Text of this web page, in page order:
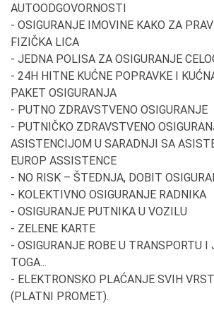
AUTOODGOVORNOSTI
- OSIGURANJE IMOVINE KAKO ZA
FIZIČKA LICA
- JEDNA POLISA ZA OSIGURANJE
- 24H HITNE KUĆNE POPRAVKE I
PAKET OSIGURANJA
- PUTNO ZDRAVSTVENO OSIGURANJE
- PUTNIČKO ZDRAVSTVENO
ASISTENCIJOM U SARADNJI SA
EUROP ASSISTENCE
- NO RISK – ŠTEDNJA, DOBIT
- KOLEKTIVNO OSIGURANJE RADNIKA
- OSIGURANJE PUTNIKA U VOZILU
- ZELENE KARTE
- OSIGURANJE ROBE U TRANSPORTU I
TOGA...
- ELEKTRONSKO PLAĆANJE SVIH
(PLATNI PROMET).